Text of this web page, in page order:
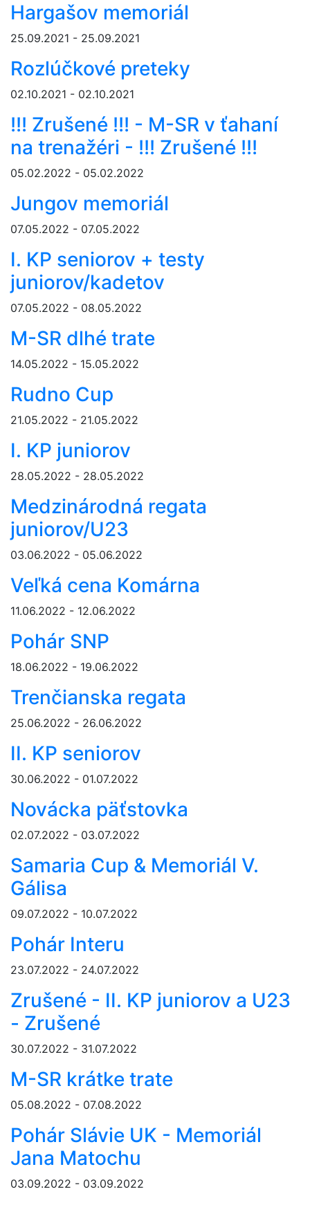
Hargašov memoriál
25.09.2021 - 25.09.2021
Rozlúčkové preteky
02.10.2021 - 02.10.2021
!!! Zrušené !!! - M-SR v ťahaní
na trenažéri - !!! Zrušené !!!
05.02.2022 - 05.02.2022
Jungov memoriál
07.05.2022 - 07.05.2022
I. KP seniorov + testy
juniorov/kadetov
07.05.2022 - 08.05.2022
M-SR dlhé trate
14.05.2022 - 15.05.2022
Rudno Cup
21.05.2022 - 21.05.2022
I. KP juniorov
28.05.2022 - 28.05.2022
Medzinárodná regata
juniorov/U23
03.06.2022 - 05.06.2022
Veľká cena Komárna
11.06.2022 - 12.06.2022
Pohár SNP
18.06.2022 - 19.06.2022
Trenčianska regata
25.06.2022 - 26.06.2022
II. KP seniorov
30.06.2022 - 01.07.2022
Novácka päťstovka
02.07.2022 - 03.07.2022
Samaria Cup & Memoriál V.
Gálisa
09.07.2022 - 10.07.2022
Pohár Interu
23.07.2022 - 24.07.2022
Zrušené - II. KP juniorov a U23
- Zrušené
30.07.2022 - 31.07.2022
M-SR krátke trate
05.08.2022 - 07.08.2022
Pohár Slávie UK - Memoriál
Jana Matochu
03.09.2022 - 03.09.2022